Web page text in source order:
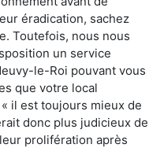
éradication, sachez
Toutefois, nous nous
un service
le-Roi pouvant vous
que votre local
il est toujours mieux de
donc plus judicieux de
prolifération après